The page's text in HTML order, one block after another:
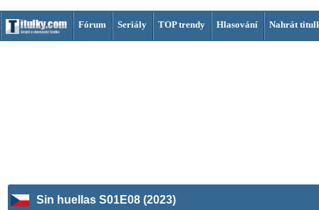
Fórum Seriály TOP trendy Hlasování Nahrát
Sin huellas S01E08 (2023)